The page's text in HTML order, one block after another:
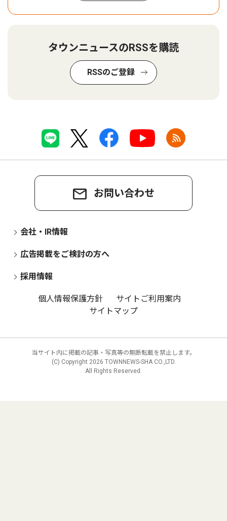
タウンニュースのRSSを購読
RSSのご登録
お問い合わせ
会社・IR情報
広告掲載をご検討の方へ
採用情報
個人情報保護方針
サイトご利用案内
サイトマップ
当サイト内に掲載の記事・写真等の無断転載を禁止します。
(C) Copyright 2026 TOWNNEWS-SHA CO.,LTD.
All Rights Reserved.